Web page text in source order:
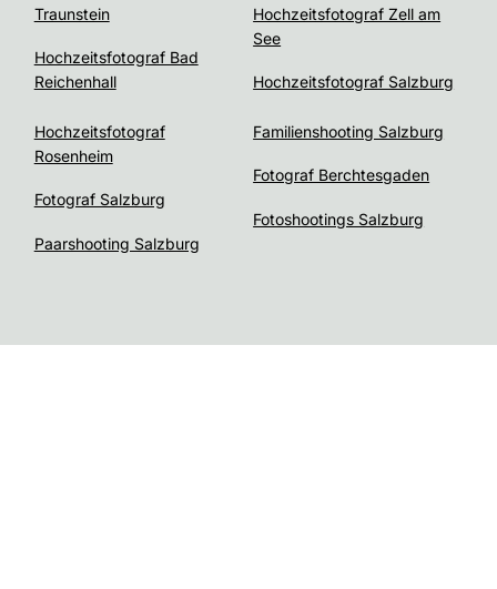
Traunstein
Hochzeitsfotograf Bad
Reichenhall
Hochzeitsfotograf Zell am
See
Hochzeitsfotograf Salzburg
Hochzeitsfotograf
Rosenheim
Fotograf Salzburg
Paarshooting Salzburg
Familienshooting Salzburg
Fotograf Berchtesgaden
Fotoshootings Salzburg